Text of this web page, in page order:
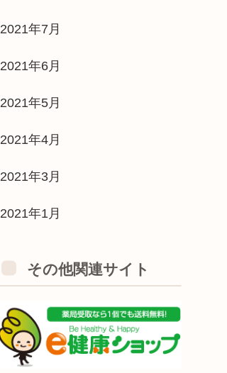
2021年7月
2021年6月
2021年5月
2021年4月
2021年3月
2021年1月
その他関連サイト